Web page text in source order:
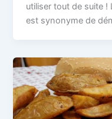
utiliser tout de suite !
est synonyme de